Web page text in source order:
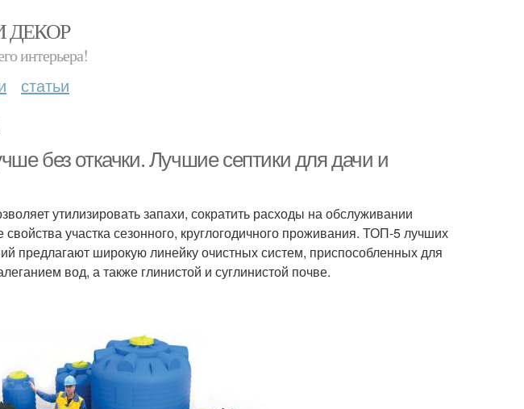
ДЕКОР
интерьера!
статьи
без откачки. Лучшие септики для дачи и
утилизировать запахи, сократить расходы на обслуживании
участка сезонного, круглогодичного проживания. ТОП-5 лучших
предлагают широкую линейку очистных систем, приспособленных для
вод, а также глинистой и суглинистой почве.